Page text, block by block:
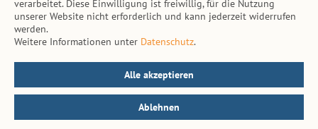
AGB
Impressum
Datenschutz
Kontakt
© vs. vergleichen-und-sparen.de 2026
verarbeitet. Diese Einwilligung ist freiwillig, für die Nutzung
unserer Website nicht erforderlich und kann jederzeit widerrufen
werden.
Weitere Informationen unter Datenschutz.
Alle akzeptieren
Ablehnen